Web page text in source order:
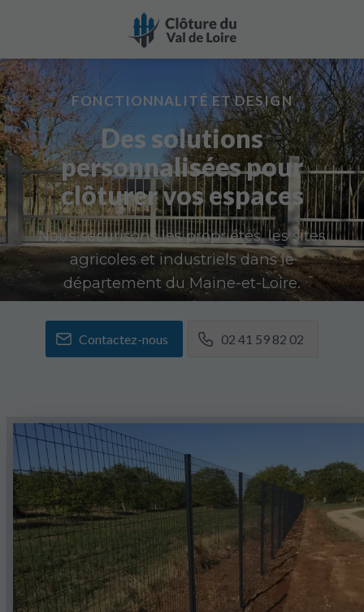
FONCTIONNALITÉ ET DESIGN
Des solutions
personnalisées pour
clôturer vos espaces
Nous sécurisons les propriétés, les sites
agricoles et industriels dans le
département du Maine-et-Loire.
Contactez-nous 02 41 59 82 02